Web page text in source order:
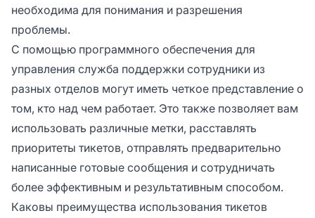
необходима для понимания и разрешения
проблемы.
С помощью программного обеспечения для
управления служба поддержки сотрудники из
разных отделов могут иметь четкое представление о
том, кто над чем работает. Это также позволяет вам
использовать различные метки, расставлять
приоритеты тикетов, отправлять предварительно
написанные готовые сообщения и сотрудничать
более эффективным и результативным способом.
Каковы преимущества использования тикетов